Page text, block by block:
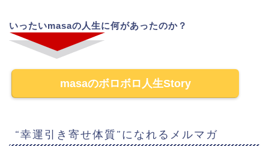
いったいmasaの人生に何があったのか？
masaのボロボロ人生Story
“幸運引き寄せ体質”になれるメルマガ